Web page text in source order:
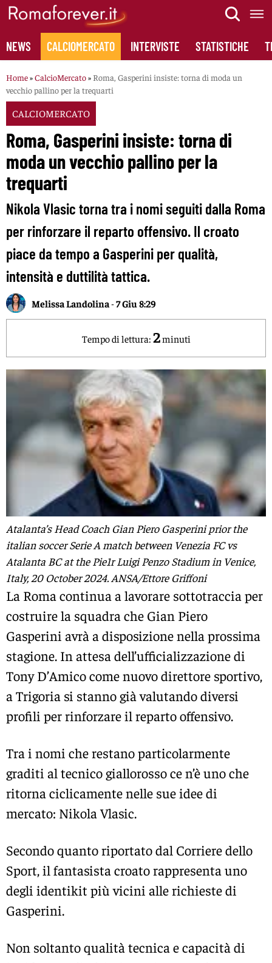
Skip
content
NEWS CALCIOMERCATO INTERVISTE STATISTICHE
Home»CalcioMercato» Roma, Gasperini insiste: torna di moda un
vecchio pallino per la trequarti
CALCIOMERCATO
Roma, Gasperini insiste: torna di
moda un vecchio pallino per la
trequarti
Nikola Vlasic torna tra i nomi seguiti dalla Roma
per rinforzare il reparto offensivo. Il croato
piace da tempo a Gasperini per qualità,
intensità e duttilità tattica.
Melissa Landolina -7 Giu 8:29
Tempo di lettura: 2minuti
Atalanta’s Head Coach Gian Piero Gasperini prior the
italian soccer Serie A match between Venezia FC vs
Atalanta BC at the Pie1r Luigi Penzo Stadium in Venice,
Italy, 20 October 2024. ANSA/Ettore Griffoni
La Roma continua a lavorare sottotraccia per
costruire la squadra che Gian Piero
Gasperini avrà a disposizione nella prossima
stagione. In attesa dell’ufficializzazione di
Tony D’Amico come nuovo direttore sportivo,
a Trigoria si stanno già valutando diversi
profili per rinforzare il reparto offensivo.
Tra i nomi che restano particolarmente
graditi al tecnico giallorosso ce n’è uno che
ritorna ciclicamente nelle sue idee di
mercato: Nikola Vlasic.
Secondo quanto riportato dal Corriere dello
Sport, il fantasista croato rappresenta uno
degli identikit più vicini alle richieste di
Gasperini.
Non soltanto qualità tecnica e capacità di